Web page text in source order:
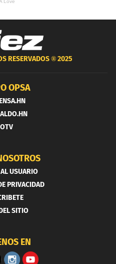
RESERVADOS ®2025
OPSA
USUARIO
PRIVACIDAD
SITIO
EN